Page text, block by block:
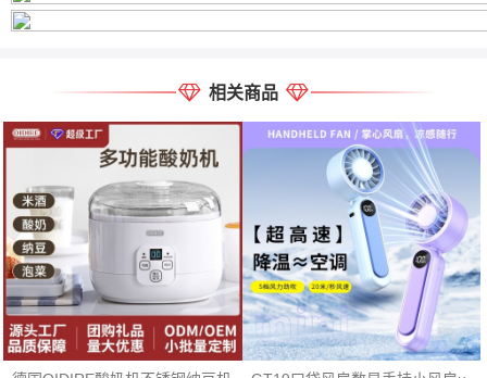
长
长
专
利
类
型
无
质
相关商品